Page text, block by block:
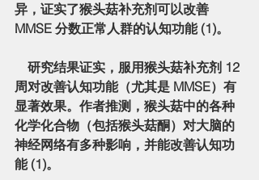
异，证实了猴头菇补充剂可以改善
MMSE 分数正常人群的认知功能 (1)。
周对改善认知功能（尤其是 MMSE）有
显著效果。作者推测，猴头菇中的各种
化学化合物（包括猴头菇酮）对大脑的
神经网络有多种影响，并能改善认知功
能 (1)。